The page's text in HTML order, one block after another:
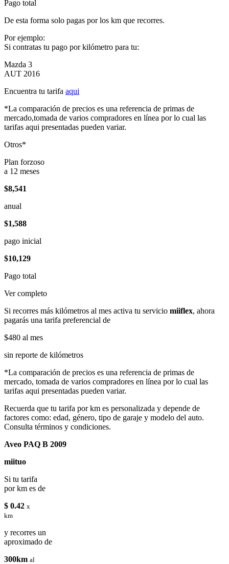
Pago total
De esta forma solo pagas por los km que recorres.
Por ejemplo:
Si contratas tu pago por kilómetro para tu:
Mazda 3
AUT 2016
Encuentra tu tarifa aqui
*La comparación de precios es una referencia de primas de
mercado,tomada de varios compradores en línea por lo cual las
tarifas aqui presentadas pueden variar.
Otros*
Plan forzoso
a 12 meses
$8,541
anual
$1,588
pago inicial
$10,129
Pago total
Ver completo
Si recorres más kilómetros al mes activa tu servicio miiflex, ahora
pagarás una tarifa preferencial de
$480 al mes
sin reporte de kilómetros
*La comparación de precios es una referencia de primas de
mercado, tomada de varios compradores en línea por lo cual las
tarifas aqui presentadas pueden variar.
Recuerda que tu tarifa por km es personalizada y depende de
factores como: edad, género, tipo de garaje y modelo del auto.
Consulta términos y condiciones.
Aveo PAQ B 2009
miituo
Si tu tarifa
por km es de
$ 0.42 x
km
y recorres un
aproximado de
300km al